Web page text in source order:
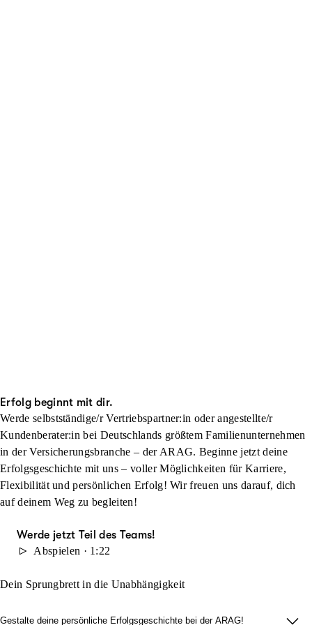
Erfolg beginnt mit dir.
Werde selbstständige/r Vertriebspartner:in oder angestellte/r
Kundenberater:in bei Deutschlands größtem Familienunternehmen
in der Versicherungsbranche – der ARAG. Beginne jetzt deine
Erfolgsgeschichte mit uns – voller Möglichkeiten für Karriere,
Flexibilität und persönlichen Erfolg! Wir freuen uns darauf, dich
auf deinem Weg zu begleiten!
Werde jetzt Teil des Teams!
Abspielen · 1:22
Dein Sprungbrett in die Unabhängigkeit
Gestalte deine persönliche Erfolgsgeschichte bei der ARAG!